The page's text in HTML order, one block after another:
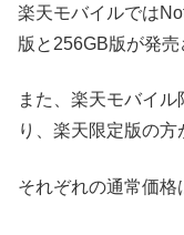
楽天モバイルでは
版と256GB版が発売
また、楽天モバイ
り、楽天限定版の方
それぞれの通常価格